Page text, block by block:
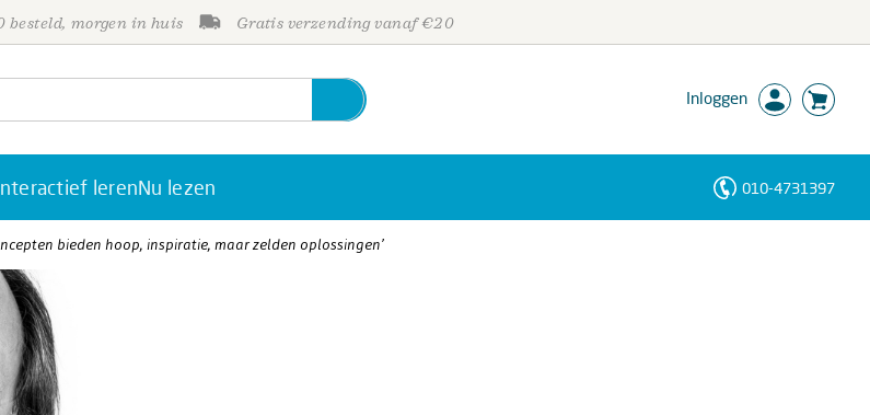
besteld, morgen in huis Gratis verzending vanaf €20
Inloggen
lerenNu lezen 010-4731397
bieden hoop, inspiratie, maar zelden oplossingen’
Personen